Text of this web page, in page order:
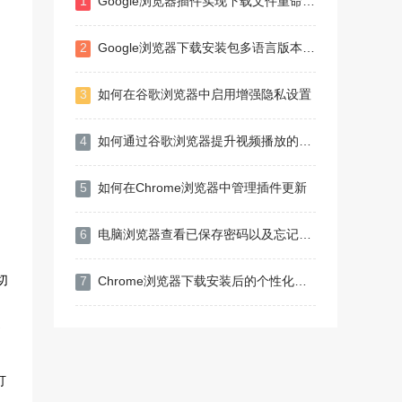
2 Google浏览器下载安装包多语言版本获取教程
3 如何在谷歌浏览器中启用增强隐私设置
4 如何通过谷歌浏览器提升视频播放的稳定性
5 如何在Chrome浏览器中管理插件更新
6 电脑浏览器查看已保存密码以及忘记密码后快速找回的图文教程
7 Chrome浏览器下载安装后的个性化体验方法